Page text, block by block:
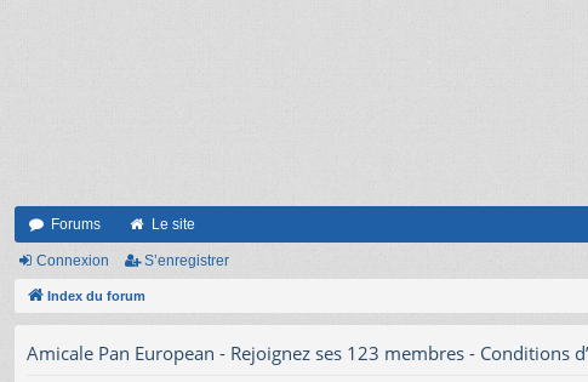
Forums Le site
Connexion S’enregistrer
Index du forum
Amicale Pan European - Rejoignez ses 123 membres - Conditions